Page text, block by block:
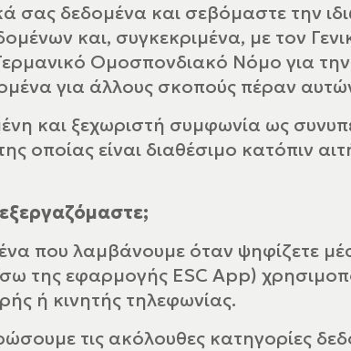
σας δεδομένα και σεβόμαστε την
και, συγκεκριμένα, με τον
Ομοσπονδιακό Νόμο για
για άλλους σκοπούς πέραν
και ξεχωριστή συμφωνία ως
οποίας είναι διαθέσιμο κατόπιν
που λαμβάνουμε όταν ψηφίζετε
της εφαρμογής ESC App)
ή κινητής τηλεφωνίας.
τις ακόλουθες κατηγορίες